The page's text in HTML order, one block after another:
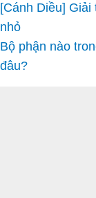
[Cánh Diều]
nhỏ
Bộ phận nào
đâu?